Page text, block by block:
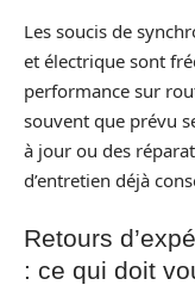
Les soucis de
et électrique sont
performance sur
souvent que prévu
à jour ou des
d’entretien déjà
Retours
: ce qui doit